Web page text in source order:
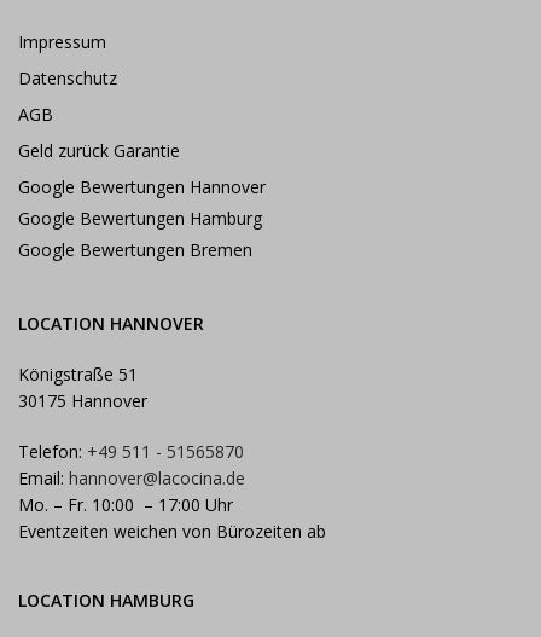
Impressum
Datenschutz
AGB
Geld zurück Garantie
Google Bewertungen Hannover
Google Bewertungen Hamburg
Google Bewertungen Bremen
LOCATION HANNOVER
Königstraße 51
30175 Hannover
Telefon: +49 511 - 51565870
Email: hannover@lacocina.de
Mo. – Fr. 10:00 – 17:00 Uhr
Eventzeiten weichen von Bürozeiten ab
LOCATION HAMBURG